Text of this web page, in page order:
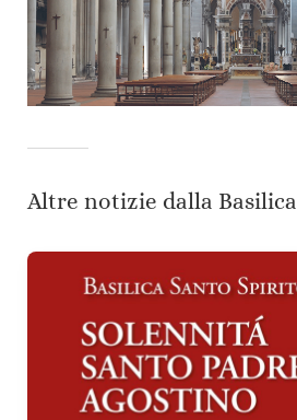
Altre notizie dalla Basilica